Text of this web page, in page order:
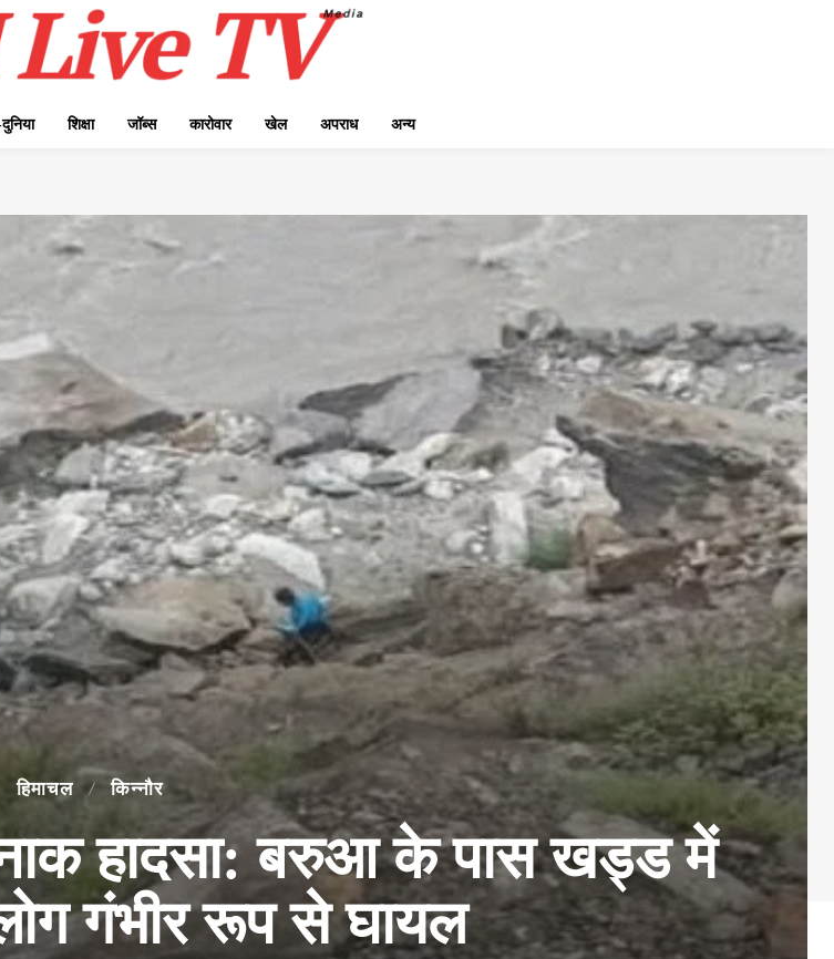
शिक्षा जॉब्स कारोवार खेल अपराध अन्य
हिमाचल किन्नौर
हादसा: बरुआ के पास खड्ड में
लोग गंभीर रूप से घायल